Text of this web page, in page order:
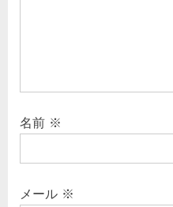
名前 ※
メール ※